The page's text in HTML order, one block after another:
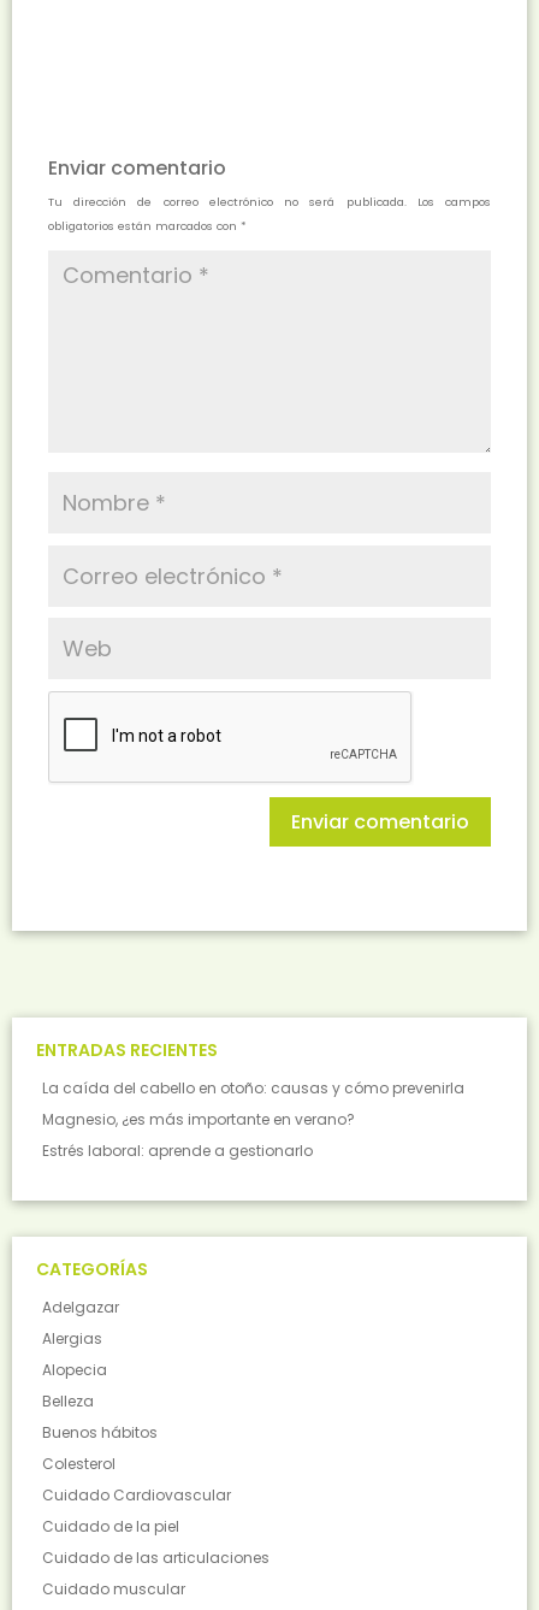
Enviar comentario
Tu dirección de correo electrónico no será publicada.
Los campos
obligatorios están marcados con *
ENTRADAS RECIENTES
La caída del cabello en otoño: causas y cómo prevenirla
Magnesio, ¿es más importante en verano?
Estrés laboral: aprende a gestionarlo
CATEGORÍAS
Adelgazar
Alergias
Alopecia
Belleza
Buenos hábitos
Colesterol
Cuidado Cardiovascular
Cuidado de la piel
Cuidado de las articulaciones
Cuidado muscular